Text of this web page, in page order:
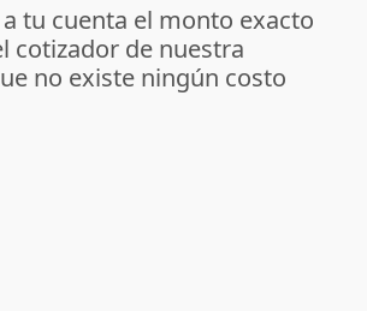
tu cuenta el monto exacto
cotizador de nuestra
no existe ningún costo